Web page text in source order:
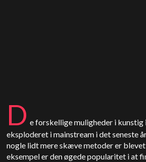
D e forskellige muligheder i kunstig
eksploderet i mainstream i det seneste
nogle lidt mere skæve metoder er
eksempel er den øgede popularitet i at